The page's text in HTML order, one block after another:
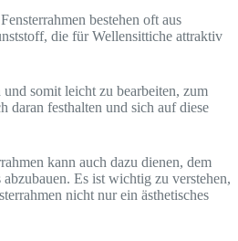
bestehen oft aus
die für Wellensittiche attraktiv
somit leicht zu bearbeiten, zum
daran festhalten und sich auf diese
kann auch dazu dienen, dem
Es ist wichtig zu verstehen,
nicht nur ein ästhetisches